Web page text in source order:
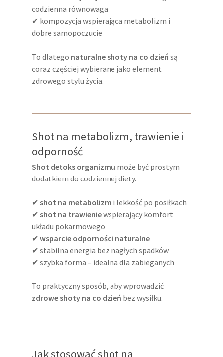
codzienna równowaga
✔ kompozycja wspierająca metabolizm i
dobre samopoczucie
To dlatego naturalne shoty na co dzień są
coraz częściej wybierane jako element
zdrowego stylu życia.
Shot na metabolizm, trawienie i
odporność
Shot detoks organizmu może być prostym
dodatkiem do codziennej diety.
✔shot na metabolizm i lekkość po posiłkach
✔shot na trawieniewspierający komfort
układu pokarmowego
✔wsparcie odporności naturalne
✔ stabilna energia bez nagłych spadków
✔ szybka forma – idealna dla zabieganych
To praktyczny sposób, aby wprowadzić
zdrowe shoty na co dzień bez wysiłku.
Jak stosować shot na